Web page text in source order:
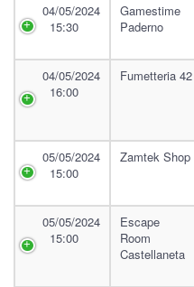
04/05/2024
15:30
Gamestime
Paderno
04/05/2024
16:00
Fumetteria 42
05/05/2024
15:00
Zamtek Shop
05/05/2024
15:00
Escape
Room
Castellaneta